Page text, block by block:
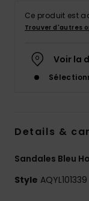
Ce produit est
Trouver d'autres
Voir la
Details &
Sandales Bleu
Style AQYL101339